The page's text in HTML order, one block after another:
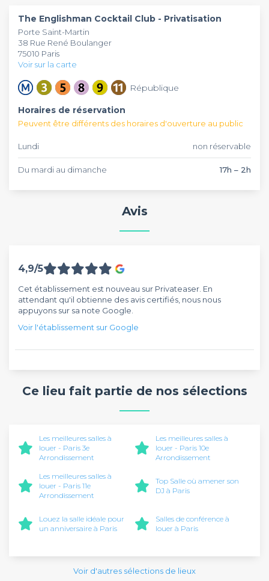
groupe.
entre collègues, d'une soirée d'entreprise ou d'un pot de
départ. Vous pouvez diffuser votre propre playlist ou faire
appel à un DJ pour animer votre événement. Faites une
demande de privatisation sur Privateaser.
The Englishman Cocktail Club - Privatisation
Porte Saint-Martin
38 Rue René Boulanger
75010 Paris
Voir sur la carte
République
Horaires de réservation
Peuvent être différents des horaires d'ouverture au public
Lundi non réservable
Du mardi au dimanche 17h – 2h
Avis
4,9/5
Cet établissement est nouveau sur Privateaser. En
attendant qu'il obtienne des avis certifiés, nous nous
appuyons sur sa note Google.
Voir l'établissement sur Google
Ce lieu fait partie de nos sélections
Les meilleures salles à
louer - Paris 3e
Arrondissement
Les meilleures salles à
louer - Paris 10e
Arrondissement
Les meilleures salles à
louer - Paris 11e
Arrondissement
Top Salle où amener son
DJ à Paris
Louez la salle idéale pour
un anniversaire à Paris
Salles de conférence à
louer à Paris
Voir d'autres sélections de lieux